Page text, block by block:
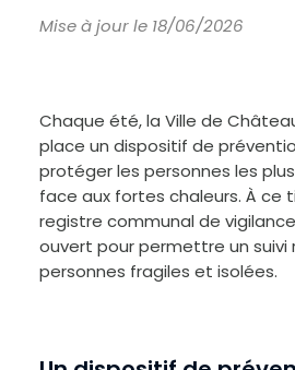
Mise à jour le 18/06/2026
Chaque été, la Ville de
place un dispositif de
protéger les personnes les
face aux fortes chaleurs. À ce
registre communal de
ouvert pour permettre un suivi
personnes fragiles et isolées.